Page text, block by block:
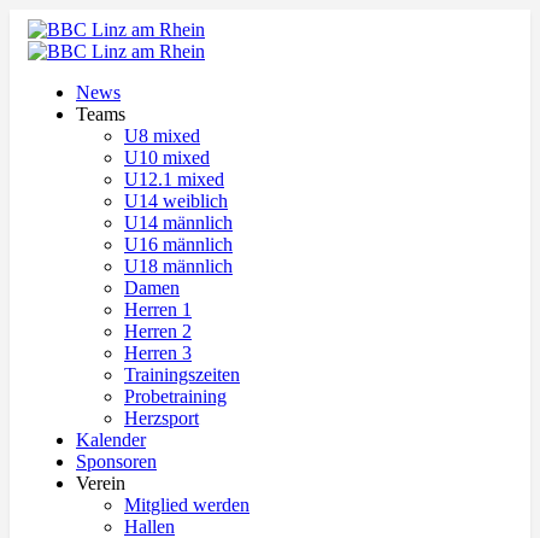
News
Teams
U8 mixed
U10 mixed
U12.1 mixed
U14 weiblich
U14 männlich
U16 männlich
U18 männlich
Damen
Herren 1
Herren 2
Herren 3
Trainingszeiten
Probetraining
Herzsport
Kalender
Sponsoren
Verein
Mitglied werden
Hallen